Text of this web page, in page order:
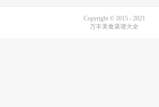
Copyright © 2015 - 2021
万丰美食菜谱大全